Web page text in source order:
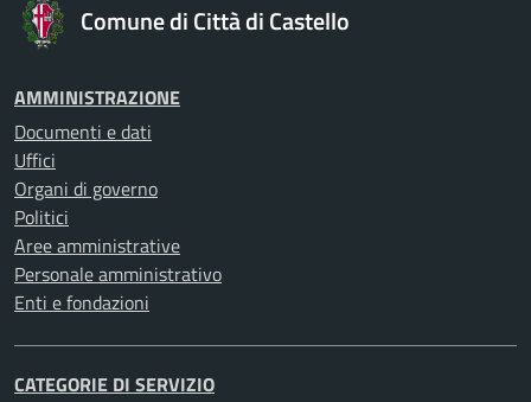
Comune di Città di Castello
AMMINISTRAZIONE
Documenti e dati
Uffici
Organi di governo
Politici
Aree amministrative
Personale amministrativo
Enti e fondazioni
CATEGORIE DI SERVIZIO